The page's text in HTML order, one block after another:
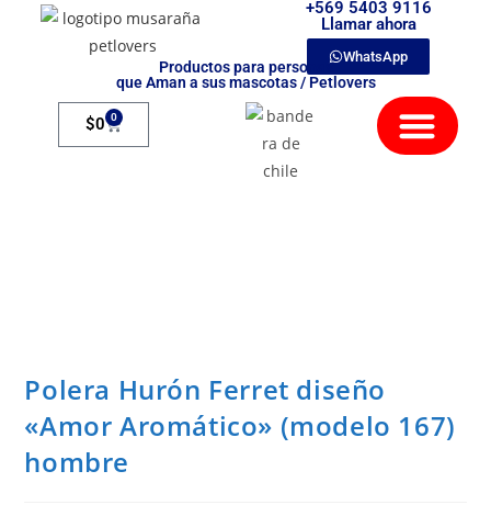
+569 5403 9116
Llamar ahora
WhatsApp
Productos para personas
que Aman a sus mascotas / Petlovers
$0 0
Polera Hurón Ferret diseño
«Amor Aromático» (modelo 167)
hombre